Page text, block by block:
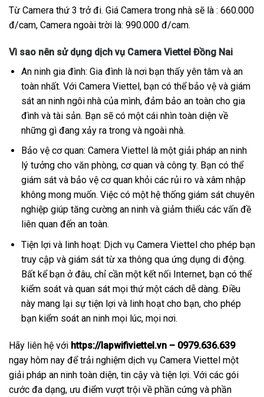
Từ Camera thứ 3 trở đi. Giá Camera trong nhà sẽ là : 660.000
đ/cam, Camera ngoài trời là: 990.000 đ/cam.
Vì sao nên sử dụng dịch vụ Camera Viettel Đồng Nai
An ninh gia đình: Gia đình là nơi bạn thấy yên tâm và an
toàn nhất. Với Camera Viettel, bạn có thể bảo vệ và giám
sát an ninh ngôi nhà của mình, đảm bảo an toàn cho gia
đình và tài sản. Bạn sẽ có một cái nhìn toàn diện về
những gì đang xảy ra trong và ngoài nhà.
Bảo vệ cơ quan: Camera Viettel là một giải pháp an ninh
lý tưởng cho văn phòng, cơ quan và công ty. Bạn có thể
giám sát và bảo vệ cơ quan khỏi các rủi ro và xâm nhập
không mong muốn. Việc có một hệ thống giám sát chuyên
nghiệp giúp tăng cường an ninh và giảm thiểu các vấn đề
liên quan đến an toàn.
Tiện lợi và linh hoạt: Dịch vụ Camera Viettel cho phép bạn
truy cập và giám sát từ xa thông qua ứng dụng di động.
Bất kể bạn ở đâu, chỉ cần một kết nối Internet, bạn có thể
kiểm soát và quan sát mọi thứ một cách dễ dàng. Điều
này mang lại sự tiện lợi và linh hoạt cho bạn, cho phép
bạn kiểm soát an ninh mọi lúc, mọi nơi.
Hãy liên hệ với https://lapwifiviettel.vn – 0979.636.639
ngay hôm nay để trải nghiệm dịch vụ Camera Viettel một
giải pháp an ninh toàn diện, tin cậy và tiện lợi. Với các gói
cước đa dạng, ưu điểm vượt trội về phần cứng và phần